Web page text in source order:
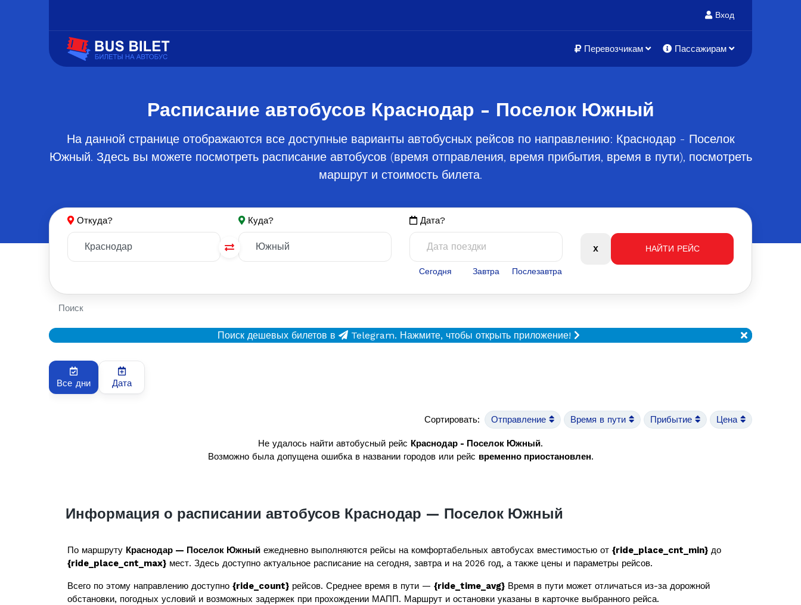
Вход
Перевозчикам Пассажирам
Расписание автобусов Краснодар - Поселок Южный
На данной странице отображаются все доступные варианты автобусных рейсов по направлению: Краснодар - Поселок
Южный. Здесь вы можете посмотреть расписание автобусов (время отправления, время прибытия, время в пути), посмотреть
маршрут и стоимость билета.
Откуда? Куда? Дата?
Сегодня Завтра Послезавтра
Поиск
Поиск дешевых билетов в Telegram. Нажмите, чтобы открыть приложение!
Все дни Дата
Сортировать: Отправление Время в пути Прибытие Цена
Не удалось найти автобусный рейс Краснодар - Поселок Южный.
Возможно была допущена ошибка в названии городов или рейс временно приостановлен.
Информация о расписании автобусов Краснодар — Поселок Южный
По маршруту Краснодар — Поселок Южный ежедневно выполняются рейсы на комфортабельных автобусах вместимостью от {ride_place_cnt_min} до
{ride_place_cnt_max} мест. Здесь доступно актуальное расписание на сегодня, завтра и на 2026 год, а также цены и параметры рейсов.
Всего по этому направлению доступно {ride_count} рейсов. Среднее время в пути — {ride_time_avg} Время в пути может отличаться из-за дорожной
обстановки, погодных условий и возможных задержек при прохождении МАПП. Маршрут и остановки указаны в карточке выбранного рейса.